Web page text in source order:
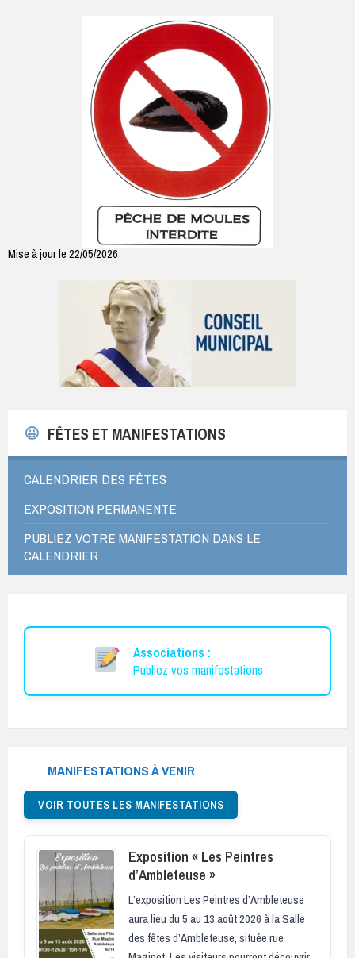
Mise à jour le 22/05/2026
FÊTES ET MANIFESTATIONS
CALENDRIER DES FÊTES
EXPOSITION PERMANENTE
PUBLIEZ VOTRE MANIFESTATION DANS LE
CALENDRIER
Associations :
Publiez vos manifestations
MANIFESTATIONS À VENIR
VOIR TOUTES LES MANIFESTATIONS
Exposition « Les Peintres
d’Ambleteuse »
L’exposition Les Peintres d’Ambleteuse
aura lieu du 5 au 13 août 2026 à la Salle
des fêtes d’Ambleteuse, située rue